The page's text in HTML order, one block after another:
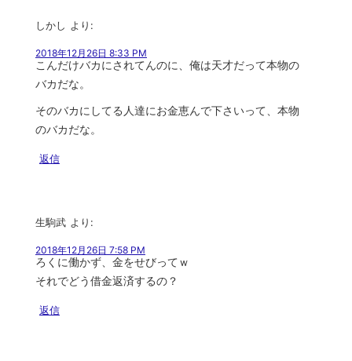
しかし より:
2018年12月26日 8:33 PM
こんだけバカにされてんのに、俺は天才だって本物の
バカだな。
そのバカにしてる人達にお金恵んで下さいって、本物
のバカだな。
返信
生駒武 より:
2018年12月26日 7:58 PM
ろくに働かず、金をせびってｗ
それでどう借金返済するの？
返信